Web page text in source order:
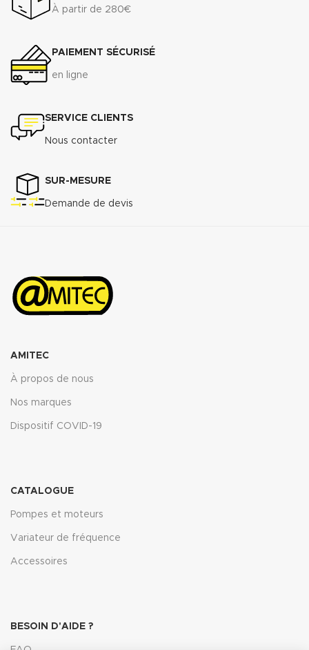
Classe métrologique A. Corps en
fonte revêtu, offrant une grande
Raccordement à brides du DN 50
au DN 300
À partir de 280€
PAIEMENT SÉCURISÉ
en ligne
SERVICE CLIENTS
Nous contacter
SUR-MESURE
Demande de devis
AMITEC
À propos de nous
Nos marques
Dispositif COVID-19
CATALOGUE
Pompes et moteurs
Variateur de fréquence
Accessoires
BESOIN D'AIDE ?